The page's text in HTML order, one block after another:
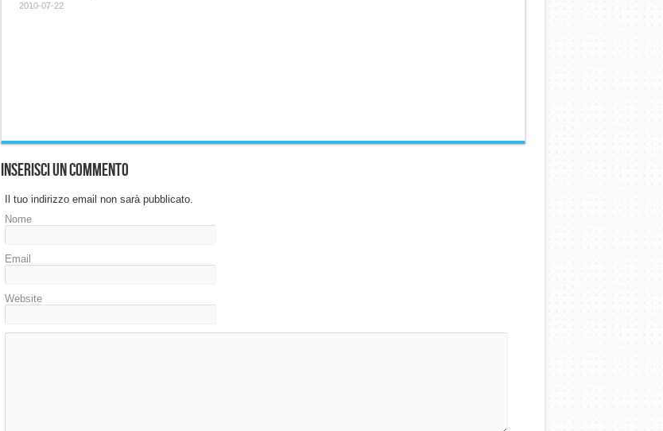
2010-07-22
Inserisci un commento
Il tuo indirizzo email non sarà pubblicato.
Nome
Email
Website